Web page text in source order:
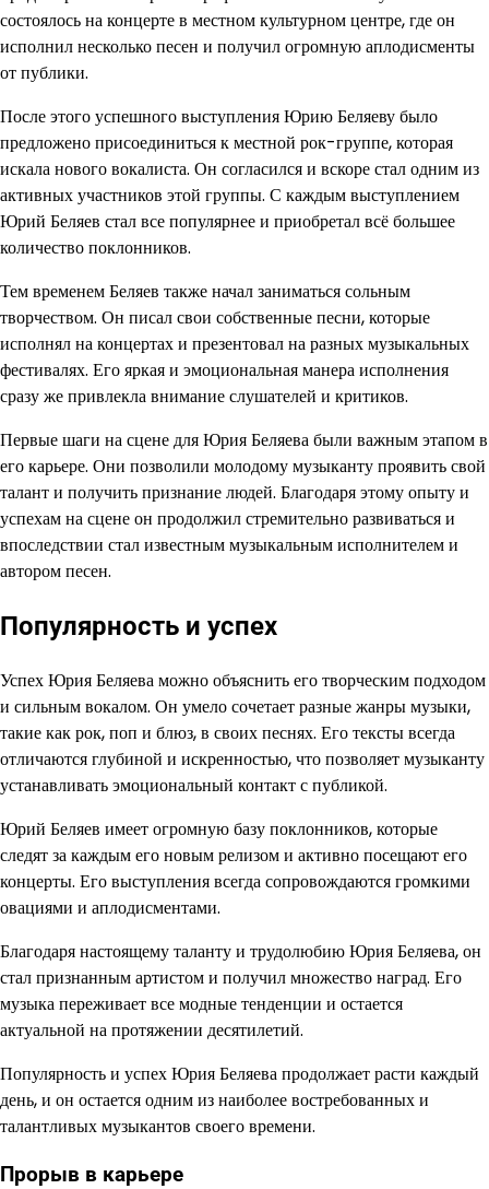
состоялось на концерте в местном культурном центре, где он
исполнил несколько песен и получил огромную аплодисменты
от публики.
После этого успешного выступления Юрию Беляеву было
предложено присоединиться к местной рок-группе, которая
искала нового вокалиста. Он согласился и вскоре стал одним из
активных участников этой группы. С каждым выступлением
Юрий Беляев стал все популярнее и приобретал всё большее
количество поклонников.
Тем временем Беляев также начал заниматься сольным
творчеством. Он писал свои собственные песни, которые
исполнял на концертах и презентовал на разных музыкальных
фестивалях. Его яркая и эмоциональная манера исполнения
сразу же привлекла внимание слушателей и критиков.
Первые шаги на сцене для Юрия Беляева были важным этапом в
его карьере. Они позволили молодому музыканту проявить свой
талант и получить признание людей. Благодаря этому опыту и
успехам на сцене он продолжил стремительно развиваться и
впоследствии стал известным музыкальным исполнителем и
автором песен.
Популярность и успех
Успех Юрия Беляева можно объяснить его творческим подходом
и сильным вокалом. Он умело сочетает разные жанры музыки,
такие как рок, поп и блюз, в своих песнях. Его тексты всегда
отличаются глубиной и искренностью, что позволяет музыканту
устанавливать эмоциональный контакт с публикой.
Юрий Беляев имеет огромную базу поклонников, которые
следят за каждым его новым релизом и активно посещают его
концерты. Его выступления всегда сопровождаются громкими
овациями и аплодисментами.
Благодаря настоящему таланту и трудолюбию Юрия Беляева, он
стал признанным артистом и получил множество наград. Его
музыка переживает все модные тенденции и остается
актуальной на протяжении десятилетий.
Популярность и успех Юрия Беляева продолжает расти каждый
день, и он остается одним из наиболее востребованных и
талантливых музыкантов своего времени.
Прорыв в карьере